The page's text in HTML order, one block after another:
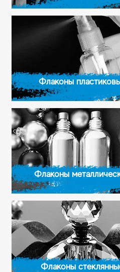
Флаконы
Флаконы
Флаконы